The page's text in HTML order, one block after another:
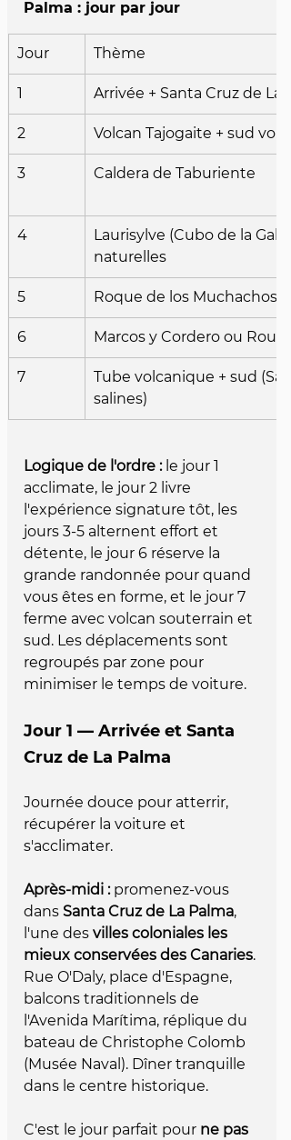
Palma : jour par jour
Jour Thème
1 Arrivée + Santa Cruz de La
2 Volcan Tajogaite + sud
3 Caldera de Taburiente
4
Laurisylve (Cubo de la
naturelles
5 Roque de los Muchachos +
6 Marcos y Cordero ou Route
7
Tube volcanique + sud
salines)
Logique de l'ordre : le jour 1
acclimate, le jour 2 livre
l'expérience signature tôt, les
jours 3-5 alternent effort et
détente, le jour 6 réserve la
grande randonnée pour quand
vous êtes en forme, et le jour 7
ferme avec volcan souterrain et
sud. Les déplacements sont
regroupés par zone pour
minimiser le temps de voiture.
Jour 1 — Arrivée et Santa
Cruz de La Palma
Journée douce pour atterrir,
récupérer la voiture et
s'acclimater.
Après-midi : promenez-vous
dans Santa Cruz de La Palma,
l'une des villes coloniales les
mieux conservées des Canaries.
Rue O'Daly, place d'Espagne,
balcons traditionnels de
l'Avenida Marítima, réplique du
bateau de Christophe Colomb
(Musée Naval). Dîner tranquille
dans le centre historique.
C'est le jour parfait pour ne pas